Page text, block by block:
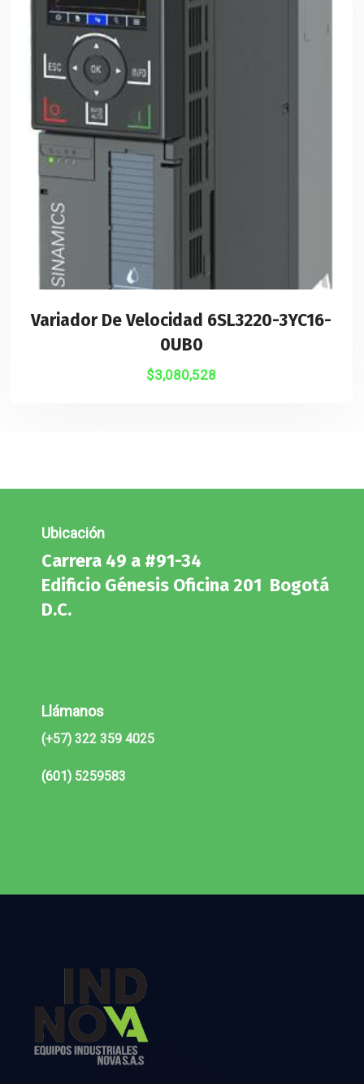
Variador De Velocidad 6SL3220-3YC16-
0UB0
$3,080,528
Ubicación
Carrera 49 a #91-34
Edificio Génesis Oficina 201 Bogotá
D.C.
Llámanos
(+57) 322 359 4025
(601) 5259583